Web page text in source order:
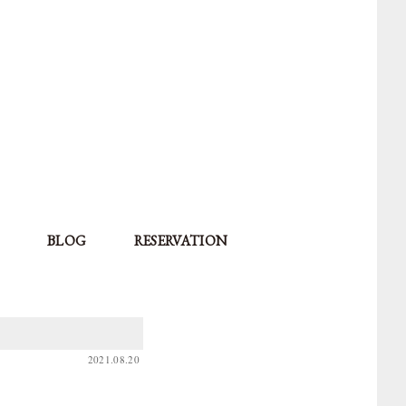
BLOG RESERVATION
2021.08.20